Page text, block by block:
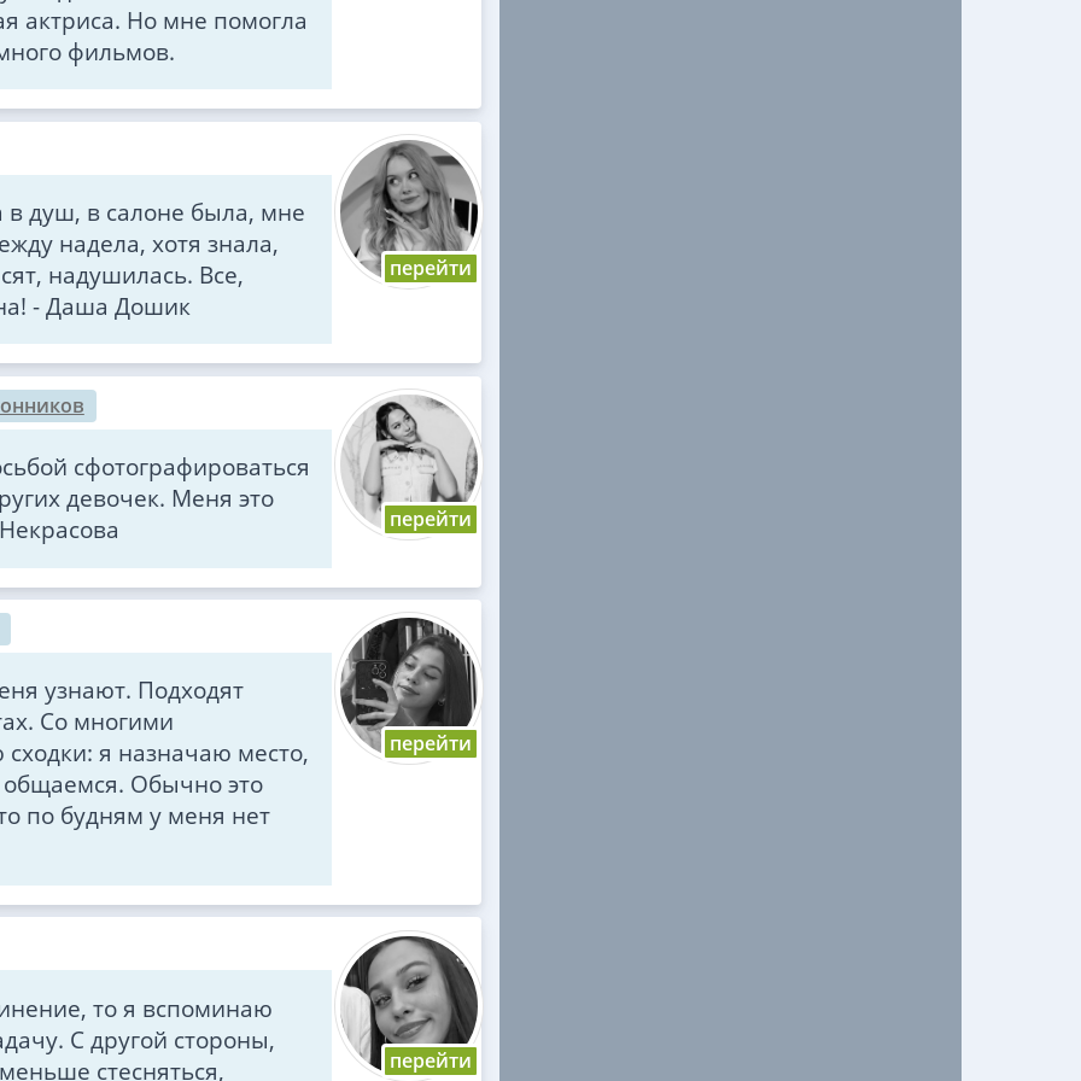
актриса. Но мне помогла
фильмов.
в душ, в салоне была, мне
надела, хотя знала,
надушилась. Все,
- Даша Дошик
сфотографироваться
девочек. Меня это
узнают. Подходят
Со многими
я назначаю место,
Обычно это
по будням у меня нет
то я вспоминаю
С другой стороны,
стесняться,